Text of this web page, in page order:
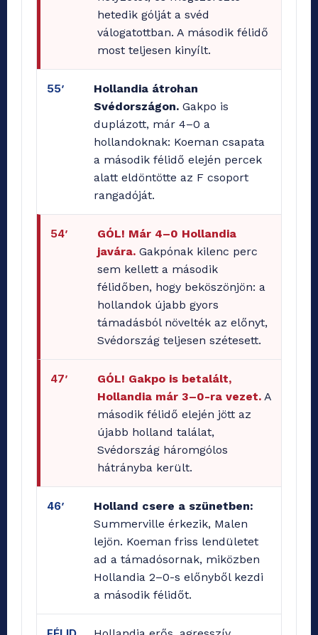
hetedik gólját a svéd
válogatottban. A második félidő
most teljesen kinyílt.
55’
Hollandia átrohan
Svédországon. Gakpo is
duplázott, már 4–0 a
hollandoknak: Koeman csapata
a második félidő elején percek
alatt eldöntötte az F csoport
rangadóját.
54’
GÓL! Már 4–0 Hollandia
javára. Gakpónak kilenc perc
sem kellett a második
félidőben, hogy beköszönjön: a
hollandok újabb gyors
támadásból növelték az előnyt,
Svédország teljesen szétesett.
47’
GÓL! Gakpo is betalált,
Hollandia már 3–0-ra vezet. A
második félidő elején jött az
újabb holland találat,
Svédország háromgólos
hátrányba került.
46’
Holland csere a szünetben:
Summerville érkezik, Malen
lejön. Koeman friss lendületet
ad a támadósornak, miközben
Hollandia 2–0-s előnyből kezdi
a második félidőt.